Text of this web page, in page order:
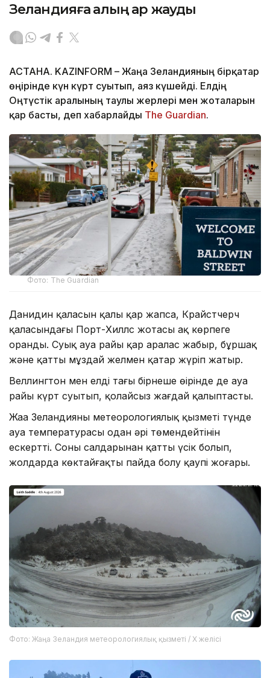
Зеландияға қалың қар жауды
АСТАНА. KAZINFORM – Жаңа Зеландияның бірқатар
өңірінде күн күрт суытып, аяз күшейді. Елдің
Оңтүстік аралының таулы жерлері мен жоталарын
қар басты, деп хабарлайды The Guardian.
Фото: The Guardian
Данидин қаласын қалың қар жапса, Крайстчерч
қаласындағы Порт-Хиллс жотасы ақ көрпеге
оранды. Суық ауа райы қар аралас жаңбыр, бұршақ
және қатты мұздай желмен қатар жүріп жатыр.
Веллингтон мен елдің тағы бірнеше өңірінде де ауа
райы күрт суытып, қолайсыз жағдай қалыптасты.
Жаңа Зеландияның метеорологиялық қызметі түнде
ауа температурасы одан әрі төмендейтінін
ескертті. Соның салдарынан қатты үсік болып,
жолдарда көктайғақтың пайда болу қаупі жоғары.
Фото: Жаңа Зеландия метеорологиялық қызметі / X желісі